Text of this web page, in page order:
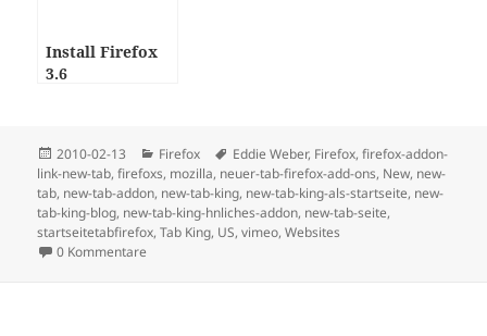
Install Firefox
3.6
Posted
on
2010-02-13 Categories
Firefox Tags
Eddie Weber, Firefox,firefox-addon-
link-new-tab,firefoxs, mozilla, neuer-tab-firefox-add-ons, New, new-
tab, new-tab-addon, new-tab-king, new-tab-king-als-startseite, new-
tab-king-blog, new-tab-king-hnliches-addon, new-tab-seite,
startseitetabfirefox,Tab King, US,vimeo,Websites
0 Kommentare